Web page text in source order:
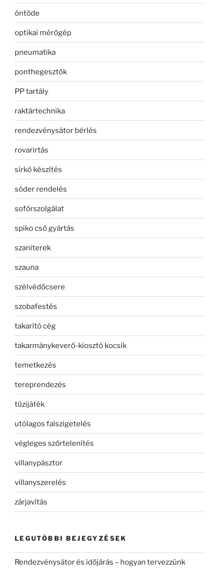
öntöde
optikai mérőgép
pneumatika
ponthegesztők
PP tartály
raktártechnika
rendezvénysátor bérlés
rovarirtás
sírkő készítés
sóder rendelés
sofőrszolgálat
spiko cső gyártás
szaniterek
szauna
szélvédőcsere
szobafestés
takarító cég
takarmánykeverő-kiosztó kocsik
temetkezés
tereprendezés
tűzijáték
utólagos falszigetelés
végleges szőrtelenítés
villanypásztor
villanyszerelés
zárjavítás
LEGUTÓBBI BEJEGYZÉSEK
Rendezvénysátor és időjárás – hogyan tervezzünk